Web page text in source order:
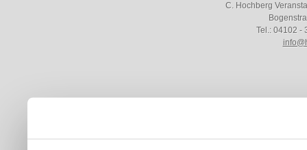
C. Hochberg
Tel.: 04102 -